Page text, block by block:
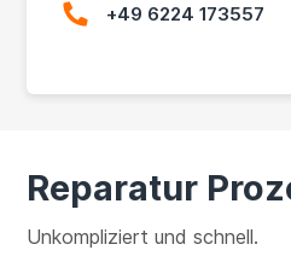
+49 6224 173557
Reparatur
Unkompliziert und schnell.